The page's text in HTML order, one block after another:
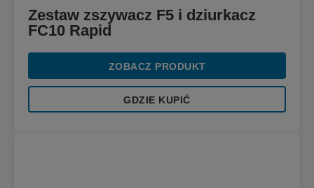
Zestaw zszywacz F5 i dziurkacz
FC10 Rapid
ZOBACZ PRODUKT
GDZIE KUPIĆ